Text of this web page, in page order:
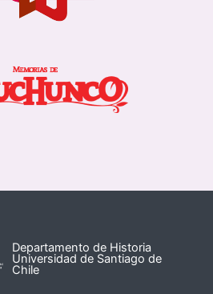
Departamento de Historia
Universidad de Santiago de
Chile